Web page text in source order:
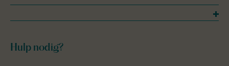
Hulp nodig?